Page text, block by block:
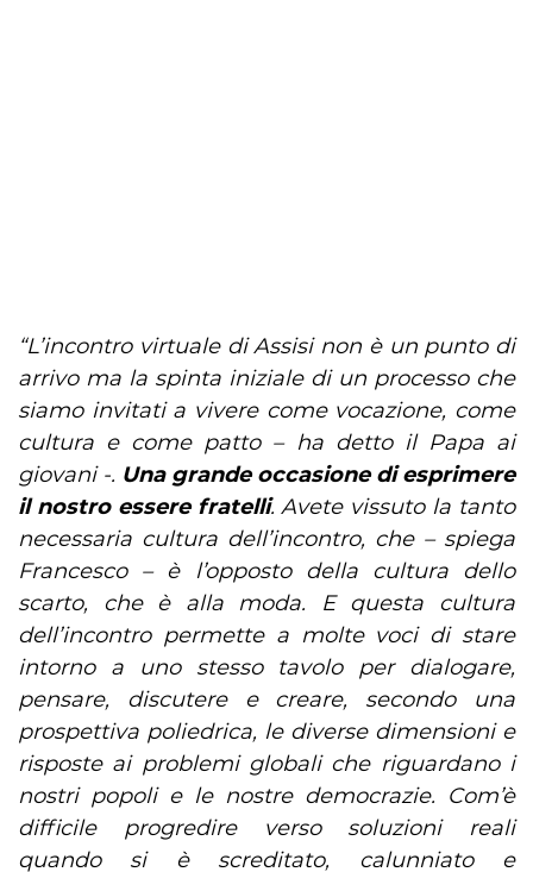
“L’incontro virtuale di Assisi non è un punto di
arrivo ma la spinta iniziale di un processo che
siamo invitati a vivere come vocazione, come
cultura e come patto – ha detto il Papa ai
giovani -. Una grande occasione di esprimere
il nostro essere fratelli. Avete vissuto la tanto
necessaria cultura dell’incontro, che – spiega
Francesco – è l’opposto della cultura dello
scarto, che è alla moda. E questa cultura
dell’incontro permette a molte voci di stare
intorno a uno stesso tavolo per dialogare,
pensare, discutere e creare, secondo una
prospettiva poliedrica, le diverse dimensioni e
risposte ai problemi globali che riguardano i
nostri popoli e le nostre democrazie. Com’è
difficile progredire verso soluzioni reali
quando si è screditato, calunniato e